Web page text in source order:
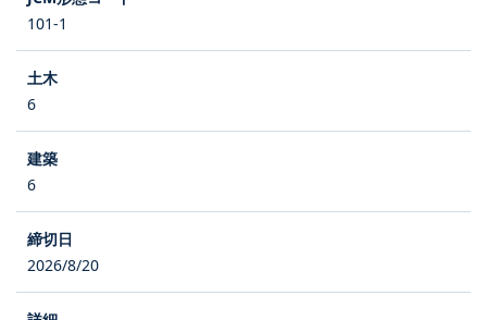
101-1
6
6
2026/8/20